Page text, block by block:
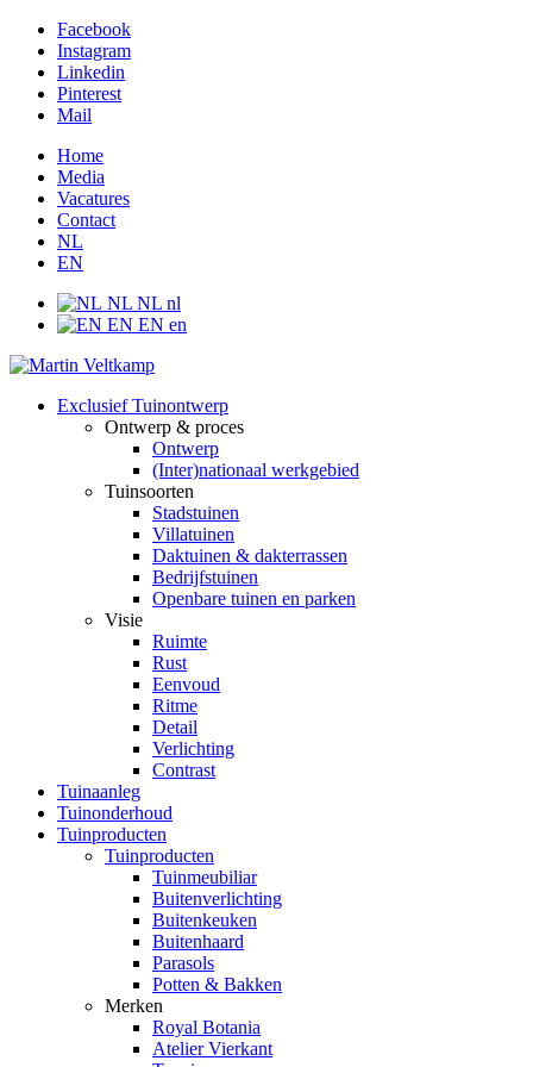
Facebook
Instagram
Linkedin
Pinterest
Mail
Home
Media
Vacatures
Contact
NL
EN
NL NL nl
EN EN en
Exclusief Tuinontwerp
Ontwerp & proces
Ontwerp
(Inter)nationaal werkgebied
Tuinsoorten
Stadstuinen
Villatuinen
Daktuinen & dakterrassen
Bedrijfstuinen
Openbare tuinen en parken
Visie
Ruimte
Rust
Eenvoud
Ritme
Detail
Verlichting
Contrast
Tuinaanleg
Tuinonderhoud
Tuinproducten
Tuinproducten
Tuinmeubiliar
Buitenverlichting
Buitenkeuken
Buitenhaard
Parasols
Potten & Bakken
Merken
Royal Botania
Atelier Vierkant